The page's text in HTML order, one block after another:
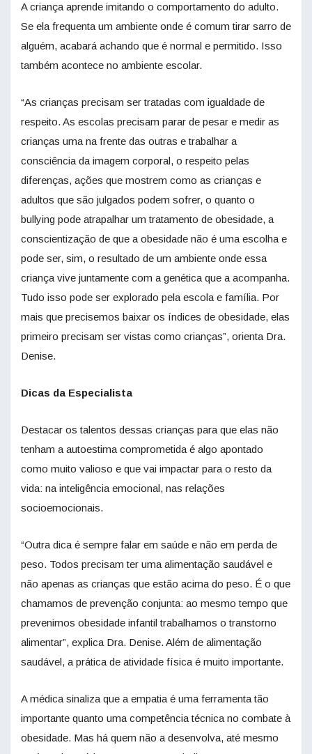
A criança aprende imitando o comportamento do adulto.
Se ela frequenta um ambiente onde é comum tirar sarro de
alguém, acabará achando que é normal e permitido. Isso
também acontece no ambiente escolar.
“As crianças precisam ser tratadas com igualdade de
respeito. As escolas precisam parar de pesar e medir as
crianças uma na frente das outras e trabalhar a
consciência da imagem corporal, o respeito pelas
diferenças, ações que mostrem como as crianças e
adultos que são julgados podem sofrer, o quanto o
bullying pode atrapalhar um tratamento de obesidade, a
conscientização de que a obesidade não é uma escolha e
pode ser, sim, o resultado de um ambiente onde essa
criança vive juntamente com a genética que a acompanha.
Tudo isso pode ser explorado pela escola e família. Por
mais que precisemos baixar os índices de obesidade, elas
primeiro precisam ser vistas como crianças”, orienta Dra.
Denise.
Dicas da Especialista
Destacar os talentos dessas crianças para que elas não
tenham a autoestima comprometida é algo apontado
como muito valioso e que vai impactar para o resto da
vida: na inteligência emocional, nas relações
socioemocionais.
“Outra dica é sempre falar em saúde e não em perda de
peso. Todos precisam ter uma alimentação saudável e
não apenas as crianças que estão acima do peso. É o que
chamamos de prevenção conjunta: ao mesmo tempo que
prevenimos obesidade infantil trabalhamos o transtorno
alimentar”, explica Dra. Denise. Além de alimentação
saudável, a prática de atividade física é muito importante.
A médica sinaliza que a empatia é uma ferramenta tão
importante quanto uma competência técnica no combate à
obesidade. Mas há quem não a desenvolva, até mesmo